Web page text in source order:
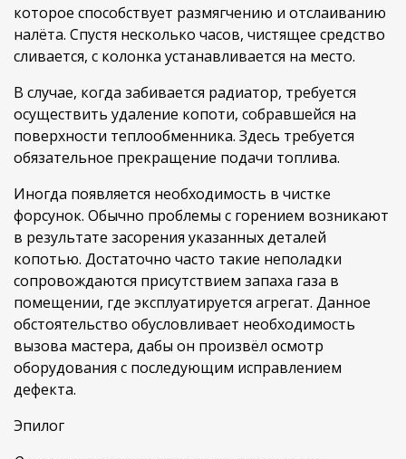
которое способствует размягчению и отслаиванию
налёта. Спустя несколько часов, чистящее средство
сливается, с колонка устанавливается на место.
В случае, когда забивается радиатор, требуется
осуществить удаление копоти, собравшейся на
поверхности теплообменника. Здесь требуется
обязательное прекращение подачи топлива.
Иногда появляется необходимость в чистке
форсунок. Обычно проблемы с горением возникают
в результате засорения указанных деталей
копотью. Достаточно часто такие неполадки
сопровождаются присутствием запаха газа в
помещении, где эксплуатируется агрегат. Данное
обстоятельство обусловливает необходимость
вызова мастера, дабы он произвёл осмотр
оборудования с последующим исправлением
дефекта.
Эпилог